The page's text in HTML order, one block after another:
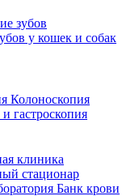
зубов
у кошек и собак
Колоноскопия
гастроскопия
клиника
стационар
Банк крови